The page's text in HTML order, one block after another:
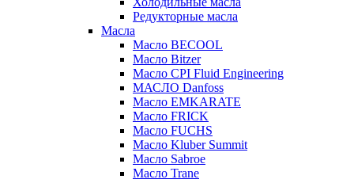
Редукторные масла
Масла
Масло BECOOL
Масло Bitzer
Масло CPI Fluid Engineering
МАСЛО Danfoss
Масло EMKARATE
Масло FRICK
Масло FUCHS
Масло Kluber Summit
Масло Sabroe
Масло Trane